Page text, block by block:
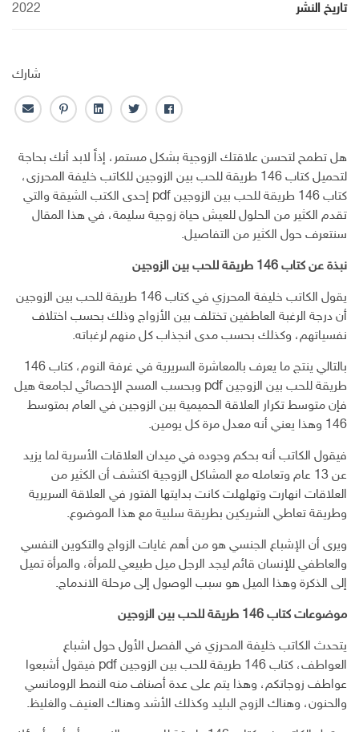
تاريخ النشر 2022
شارك
ف
ي
س
ب
و
ك
ت
ر
ل
ن
د
ا
ب
ت
س
ت
ا
ر
ي
د
ت
ي
هل تطمح لتحسن علاقتك الزوجية بشكل مستمر، إذاً لابد أنك بحاجة
لتحميل كتاب 146 طريقة للحب بين الزوجين للكاتب خليفة المحرزى،
كتاب 146 طريقة للحب بين الزوجين pdf إحدى الكتب الشيقة والتي
تقدم الكثير من الحلول للعيش حياة زوجية سليمة، في هذا المقال
سنتعرف حول الكثير من التفاصيل.
نبذة عن كتاب 146 طريقة للحب بين الزوجين
يقول الكاتب خليفة المحرزي في كتاب 146 طريقة للحب بين الزوجين
أن درجة الرغبة العاطفين تختلف بين الأزواج وذلك بحسب اختلاف
نفسياتهم، وكذلك بحسب مدى انجذاب كل منهم لرغباته.
بالتالي ينتج ما يعرف بالمعاشرة السريرية في غرفة النوم، كتاب 146
طريقة للحب بين الزوجين pdf وبحسب المسح الإحصائي لجامعة هيل
فإن متوسط تكرار العلاقة الحميمية بين الزوجين في العام بمتوسط
146 وهذا يعني أنه معدل مرة كل يومين.
فيقول الكاتب أنه بحكم وجوده في ميدان العلاقات الأسرية لما يزيد
عن 13 عام وتعامله مع المشاكل الزوجية اكتشف أن الكثير من
العلاقات انهارت وتهلهلت كانت بدايتها الفتور في العلاقة السريرية
وطريقة تعاطي الشريكين بطريقة سلبية مع هذا الموضوع.
ويرى أن الإشباع الجنسي هو من أهم غايات الزواج والتكوين النفسي
والعاطفي للإنسان قائم ليجد الرجل ميل طبيعي للمرأة، والمرأة تميل
إلى الذكرة وهذا الميل هو سبب الوصول إلى مرحلة الاندماج.
موضوعات كتاب 146 طريقة للحب بين الزوجين
يتحدث الكاتب خليفة المحرزي في الفصل الأول حول اشباع
العواطف، كتاب 146 طريقة للحب بين الزوجين pdf فيقول أشبعوا
عواطف زوجاتكم، وهذا يتم على عدة أصناف منه النمط الرومانسي
والحنون، وهناك الزوج البليد وكذلك الأشد وهناك العنيف والغليظ.